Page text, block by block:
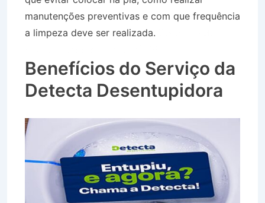
manutenções preventivas e com que frequência
a limpeza deve ser realizada.
Benefícios do Serviço da
Detecta Desentupidora